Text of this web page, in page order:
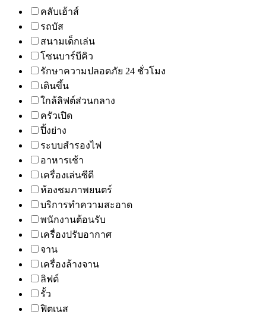
คลับเฮ้าส์
รถบัส
สนามเด็กเล่น
โซนบาร์บีคิว
รักษาความปลอดภัย 24 ชั่วโมง
เดินขึ้น
ใกล้ลิฟต์ส่วนกลาง
ครัวเปิด
ปิ้งย่าง
ระบบสำรองไฟ
อาหารเช้า
เครื่องเล่นซีดี
ห้องชมภาพยนตร์
บริการทำความสะอาด
พนักงานต้อนรับ
เครื่องปรับอากาศ
จาน
เครื่องล้างจาน
ลิฟต์
รั้ว
ฟิตเนส